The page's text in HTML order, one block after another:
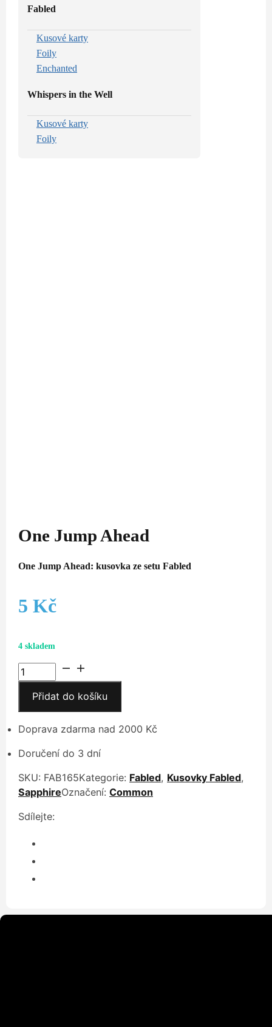
Fabled
Kusové karty
Foily
Enchanted
Whispers in the Well
Kusové karty
Foily
One Jump Ahead
One Jump Ahead: kusovka ze setu Fabled
5 Kč
4 skladem
One
Jump
Ahead
množství
Přidat do košíku
Doprava zdarma nad 2000 Kč
Doručení do 3 dní
SKU: FAB165Kategorie: Fabled, Kusovky Fabled,
SapphireOznačení: Common
Sdílejte: